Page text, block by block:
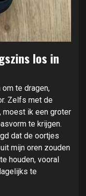
los in
te dragen,
Zelfs met de
moest ik een groter
te krijgen.
dat de oortjes
mijn oren zouden
houden, vooral
te